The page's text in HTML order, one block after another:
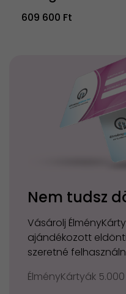
609 600 Ft
Nem tudsz
Vásárolj
ajándékozott
szeretné
ÉlményKártyák